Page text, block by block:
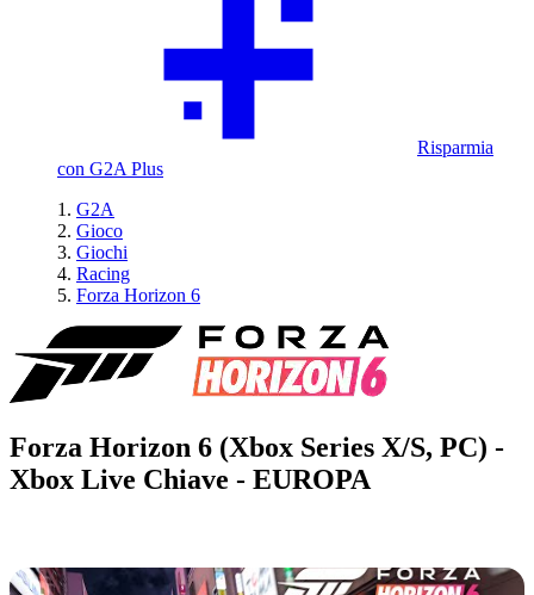
Risparmia
con G2A Plus
G2A
Gioco
Giochi
Racing
Forza Horizon 6
Forza Horizon 6 (Xbox Series X/S, PC) -
Xbox Live Chiave - EUROPA